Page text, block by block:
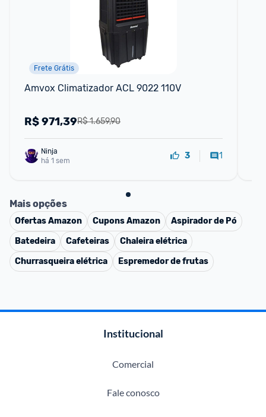
Frete Grátis
Amvox Climatizador ACL 9022 110V
R$ 1.659,90
R$971,39
há 1 sem
3 1
Mais opções
OfertasAmazon CuponsAmazon
Aspirador de Pó
Batedeira
Cafeteiras
Chaleira elétrica
Churrasqueira elétrica
Espremedor de frutas
Institucional
Comercial
Fale conosco